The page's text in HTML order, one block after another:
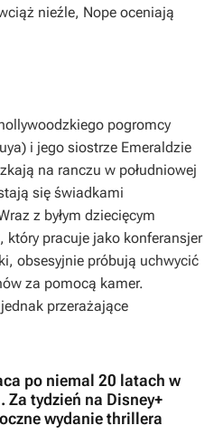
nieźle, Nope oceniają
pogromcy
i jego siostrze Emeraldzie
na ranczu w południowej
się świadkami
z byłym dziecięcym
który pracuje jako konferansjer
obsesyjnie próbują uchwycić
za pomocą kamer.
przerażające
po niemal 20 latach w
Za tydzień na Disney+
wydanie thrillera